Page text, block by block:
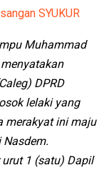
SYUKUR
Muhammad
DPRD
lelaki yang
merakyat ini maju
1 (satu) Dapil